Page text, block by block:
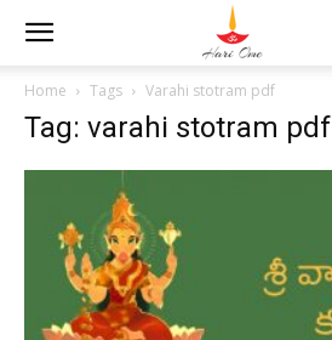
Home Tags Varahi stotram pdf
Tag: varahi stotram pdf